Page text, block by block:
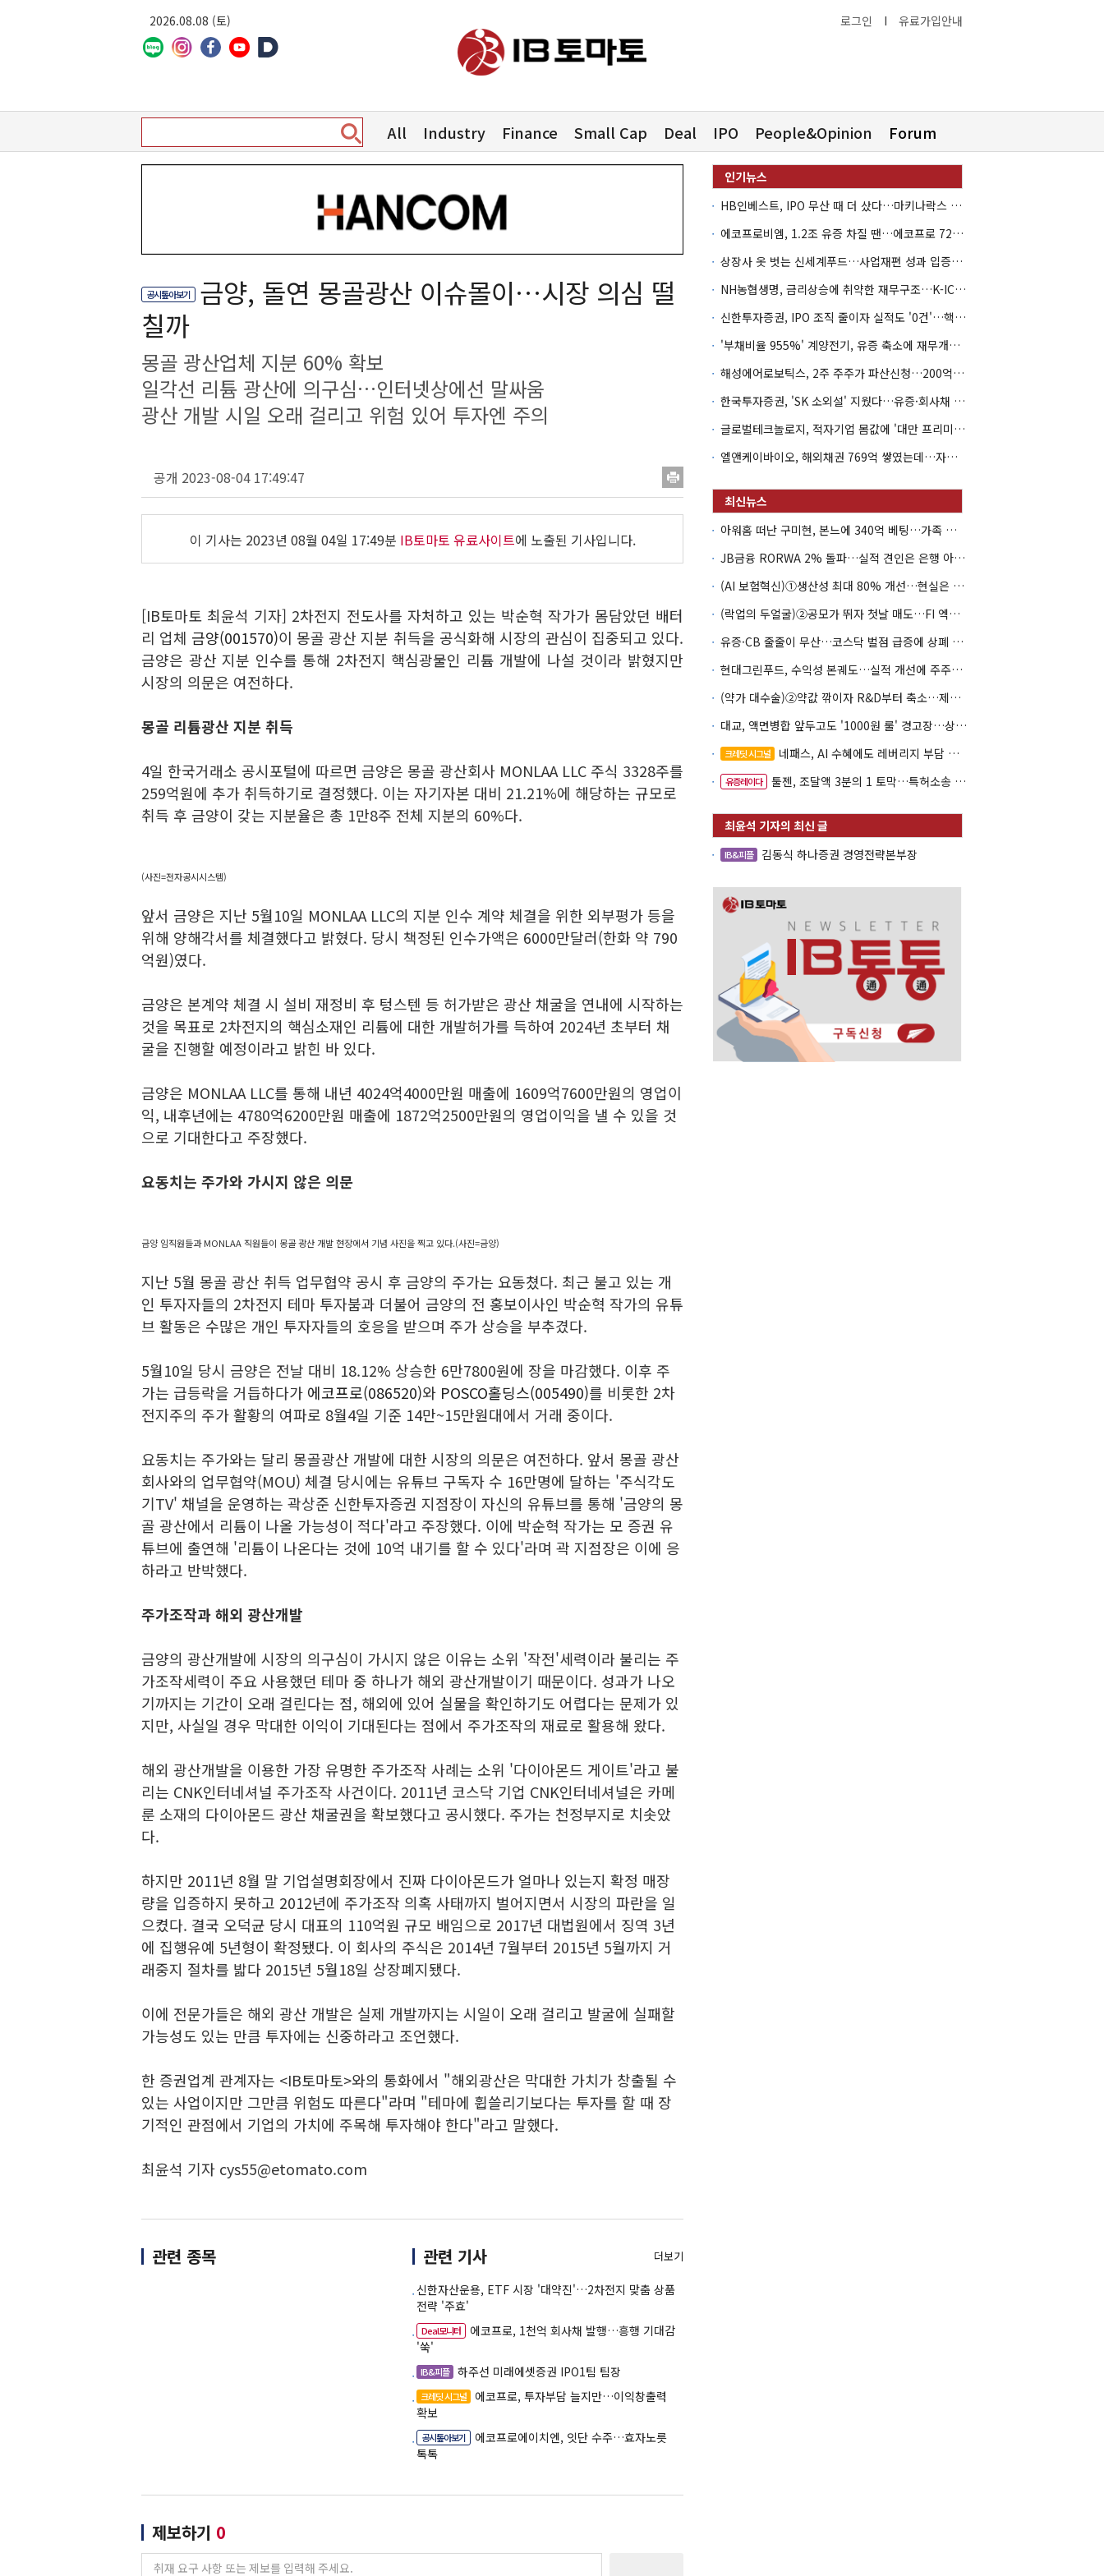
2026.08.08 (토) 로그인 I 유료가입안내
All Industry Finance Small Cap Deal IPO People&Opinion Forum
공시톺아보기
금양, 돌연 몽골광산 이슈몰이…시장 의심 떨
칠까
몽골 광산업체 지분 60% 확보
일각선 리튬 광산에 의구심…인터넷상에선 말싸움
광산 개발 시일 오래 걸리고 위험 있어 투자엔 주의
공개 2023-08-04 17:49:47
이 기사는 2023년 08월 04일 17:49분 IB토마토 유료사이트에 노출된 기사입니다.
[IB토마토 최윤석 기자] 2차전지 전도사를 자처하고 있는 박순혁 작가가 몸담았던 배터
리 업체 금양(001570)이 몽골 광산 지분 취득을 공식화해 시장의 관심이 집중되고 있다.
금양은 광산 지분 인수를 통해 2차전지 핵심광물인 리튬 개발에 나설 것이라 밝혔지만
시장의 의문은 여전하다.
몽골 리튬광산 지분 취득
4일 한국거래소 공시포털에 따르면 금양은 몽골 광산회사 MONLAA LLC 주식 3328주를
259억원에 추가 취득하기로 결정했다. 이는 자기자본 대비 21.21%에 해당하는 규모로
취득 후 금양이 갖는 지분율은 총 1만8주 전체 지분의 60%다.
(사진=전자공시시스템)
앞서 금양은 지난 5월10일 MONLAA LLC의 지분 인수 계약 체결을 위한 외부평가 등을
위해 양해각서를 체결했다고 밝혔다. 당시 책정된 인수가액은 6000만달러(한화 약 790
억원)였다.
금양은 본계약 체결 시 설비 재정비 후 텅스텐 등 허가받은 광산 채굴을 연내에 시작하는
것을 목표로 2차전지의 핵심소재인 리튬에 대한 개발허가를 득하여 2024년 초부터 채
굴을 진행할 예정이라고 밝힌 바 있다.
금양은 MONLAA LLC를 통해 내년 4024억4000만원 매출에 1609억7600만원의 영업이
익, 내후년에는 4780억6200만원 매출에 1872억2500만원의 영업이익을 낼 수 있을 것
으로 기대한다고 주장했다.
요동치는 주가와 가시지 않은 의문
금양 임직원들과 MONLAA 직원들이 몽골 광산 개발 현장에서 기념 사진을 찍고 있다.(사진=금양)
지난 5월 몽골 광산 취득 업무협약 공시 후 금양의 주가는 요동쳤다. 최근 불고 있는 개
인 투자자들의 2차전지 테마 투자붐과 더불어 금양의 전 홍보이사인 박순혁 작가의 유튜
브 활동은 수많은 개인 투자자들의 호응을 받으며 주가 상승을 부추겼다.
5월10일 당시 금양은 전날 대비 18.12% 상승한 6만7800원에 장을 마감했다. 이후 주
가는 급등락을 거듭하다가 에코프로(086520)와 POSCO홀딩스(005490)를 비롯한 2차
전지주의 주가 활황의 여파로 8월4일 기준 14만~15만원대에서 거래 중이다.
요동치는 주가와는 달리 몽골광산 개발에 대한 시장의 의문은 여전하다. 앞서 몽골 광산
회사와의 업무협약(MOU) 체결 당시에는 유튜브 구독자 수 16만명에 달하는 '주식각도
기TV' 채널을 운영하는 곽상준 신한투자증권 지점장이 자신의 유튜브를 통해 '금양의 몽
골 광산에서 리튬이 나올 가능성이 적다'라고 주장했다. 이에 박순혁 작가는 모 증권 유
튜브에 출연해 '리튬이 나온다는 것에 10억 내기를 할 수 있다'라며 곽 지점장은 이에 응
하라고 반박했다.
주가조작과 해외 광산개발
금양의 광산개발에 시장의 의구심이 가시지 않은 이유는 소위 '작전'세력이라 불리는 주
가조작세력이 주요 사용했던 테마 중 하나가 해외 광산개발이기 때문이다. 성과가 나오
기까지는 기간이 오래 걸린다는 점, 해외에 있어 실물을 확인하기도 어렵다는 문제가 있
지만, 사실일 경우 막대한 이익이 기대된다는 점에서 주가조작의 재료로 활용해 왔다.
해외 광산개발을 이용한 가장 유명한 주가조작 사례는 소위 '다이아몬드 게이트'라고 불
리는 CNK인터네셔널 주가조작 사건이다. 2011년 코스닥 기업 CNK인터네셔널은 카메
룬 소재의 다이아몬드 광산 채굴권을 확보했다고 공시했다. 주가는 천정부지로 치솟았
다.
하지만 2011년 8월 말 기업설명회장에서 진짜 다이아몬드가 얼마나 있는지 확정 매장
량을 입증하지 못하고 2012년에 주가조작 의혹 사태까지 벌어지면서 시장의 파란을 일
으켰다. 결국 오덕균 당시 대표의 110억원 규모 배임으로 2017년 대법원에서 징역 3년
에 집행유예 5년형이 확정됐다. 이 회사의 주식은 2014년 7월부터 2015년 5월까지 거
래중지 절차를 밟다 2015년 5월18일 상장폐지됐다.
이에 전문가들은 해외 광산 개발은 실제 개발까지는 시일이 오래 걸리고 발굴에 실패할
가능성도 있는 만큼 투자에는 신중하라고 조언했다.
한 증권업계 관계자는 <IB토마토>와의 통화에서 "해외광산은 막대한 가치가 창출될 수
있는 사업이지만 그만큼 위험도 따른다"라며 "테마에 휩쓸리기보다는 투자를 할 때 장
기적인 관점에서 기업의 가치에 주목해 투자해야 한다"라고 말했다.
최윤석 기자 cys55@etomato.com
관련 종목 관련 기사 더보기
신한자산운용, ETF 시장 '대약진'…2차전지 맞춤 상품
전략 '주효'
Deal모니터
에코프로, 1천억 회사채 발행…흥행 기대감
'쑥'
IB&피플 하주선 미래에셋증권 IPO1팀 팀장
크레딧 시그널
에코프로, 투자부담 늘지만…이익창출력
확보
공시톺아보기
에코프로에이치엔, 잇단 수주…효자노릇
톡톡
제보하기 0
HB인베스트, IPO 무산 때 더 샀다…마키나락스 투자 2.7배 회수
에코프로비엠, 1.2조 유증 차질 땐…에코프로 7270억 '독박'
상장사 옷 벗는 신세계푸드…사업재편 성과 입증할까
NH농협생명, 금리상승에 취약한 재무구조…K-ICS 변동성 '주의보'
신한투자증권, IPO 조직 줄이자 실적도 '0건'…핵심 인력까지 이탈
'부채비율 955%' 계양전기, 유증 축소에 재무개선 효과 '뚝'
해성에어로보틱스, 2주 주주가 파산신청…200억 CB 분쟁 확산
한국투자증권, 'SK 소외설' 지웠다…유증·회사채 주관 연속 수임
글로벌테크놀로지, 적자기업 몸값에 '대만 프리미엄'…공모가 논란
엘앤케이바이오, 해외채권 769억 쌓였는데…자회사 4곳 자본잠식
아워홈 떠난 구미현, 본느에 340억 베팅…가족 지배체제 구축
JB금융 RORWA 2% 돌파…실적 견인은 은행 아닌 캐피탈
(AI 보험혁신)①생산성 최대 80% 개선…현실은 '실행 격차'
(락업의 두얼굴)②공모가 뛰자 첫날 매도…FI 엑시트 전략 갈렸다
유증·CB 줄줄이 무산…코스닥 벌점 급증에 상폐 압박
현대그린푸드, 수익성 본궤도…실적 개선에 주주환원까지
(약가 대수술)②약값 깎이자 R&D부터 축소…제약업계 비상경영 돌입
대교, 액면병합 앞두고도 '1000원 룰' 경고장…상장유지 시험대
크레딧 시그널 네패스, AI 수혜에도 레버리지 부담 여전
유증레이다 툴젠, 조달액 3분의 1 토막…특허소송 비용부터 챙긴다
IB&피플 김동식 하나증권 경영전략본부장